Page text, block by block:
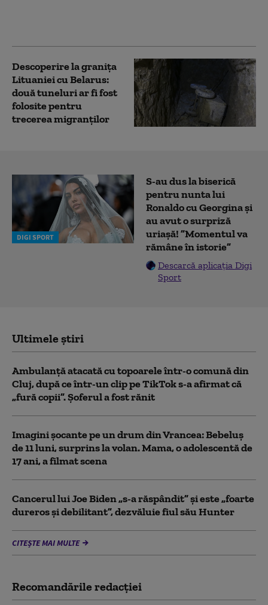
Descoperire la granița
Lituaniei cu Belarus:
două tuneluri ar fi fost
folosite pentru
trecerea migranților
DIGI SPORT
S-au dus la biserică
pentru nunta lui
Ronaldo cu Georgina și
au avut o surpriză
uriașă! ”Momentul va
rămâne în istorie”
Descarcă aplicația Digi
Sport
Ultimele știri
Ambulanţă atacată cu topoarele într-o comună din
Cluj, după ce într-un clip pe TikTok s-a afirmat că
„fură copii”. Șoferul a fost rănit
Imagini șocante pe un drum din Vrancea: Bebeluș
de 11 luni, surprins la volan. Mama, o adolescentă de
17 ani, a filmat scena
Cancerul lui Joe Biden „s-a răspândit” şi este „foarte
dureros și debilitant”, dezvăluie fiul său Hunter
CITEȘTE MAI MULTE
Recomandările redacţiei